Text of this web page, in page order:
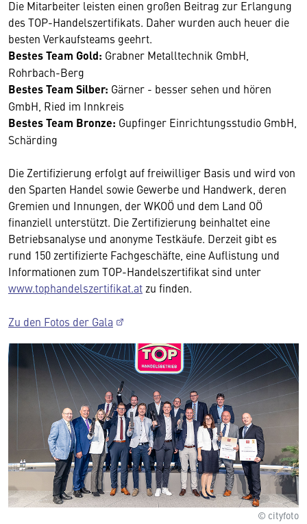
Die Mitarbeiter leisten einen großen Beitrag zur Erlangung
des TOP-Handelszertifikats. Daher wurden auch heuer die
besten Verkaufsteams geehrt.
Bestes Team Gold: Grabner Metalltechnik GmbH,
Rohrbach-Berg
Bestes Team Silber: Gärner - besser sehen und hören
GmbH, Ried im Innkreis
Bestes Team Bronze: Gupfinger Einrichtungsstudio GmbH,
Schärding
Die Zertifizierung erfolgt auf freiwilliger Basis und wird von
den Sparten Handel sowie Gewerbe und Handwerk, deren
Gremien und Innungen, der WKOÖ und dem Land OÖ
finanziell unterstützt. Die Zertifizierung beinhaltet eine
Betriebsanalyse und anonyme Testkäufe. Derzeit gibt es
rund 150 zertifizierte Fachgeschäfte, eine Auflistung und
Informationen zum TOP-Handelszertifikat sind unter
www.tophandelszertifikat.at zu finden.
Zu den Fotos der Gala
© cityfoto